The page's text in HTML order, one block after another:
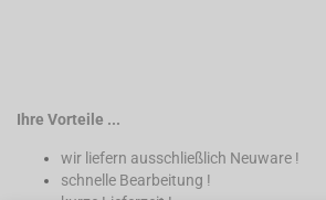
Ihre Vorteile ...
wir liefern ausschließlich Neuware !
schnelle Bearbeitung !